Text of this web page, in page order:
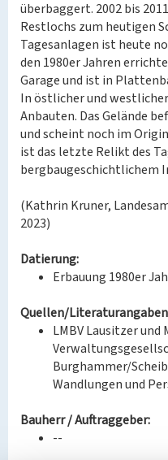
überbaggert. 2002 bis
Restlochs zum heutigen
Tagesanlagen ist heute
den 1980er Jahren
Garage und ist in
In östlicher und
Anbauten. Das Gelände
und scheint noch im
ist das letzte Relikt des
bergbaugeschichtlichem
(Kathrin Kruner,
2023)
Datierung:
Erbauung 1980er
Quellen/
LMBV Lausitzer
Burghammer/
Wandlungen und
Bauherr / Auftraggeber:
--